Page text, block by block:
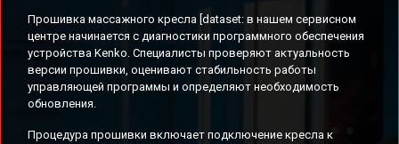
Прошивка массажного кресла [dataset: в нашем сервисном
центре начинается с диагностики программного обеспечения
устройства Kenko. Специалисты проверяют актуальность
версии прошивки, оценивают стабильность работы
управляющей программы и определяют необходимость
обновления.
Процедура прошивки включает подключение кресла к